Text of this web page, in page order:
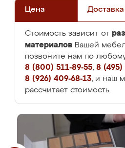
Цена Доставка
Стоимость зависит от
материалов Вашей
позвоните нам по
8 (800) 511-89-55, 8 (495)
8 (926) 409-68-13, и наш
рассчитает стоимость.